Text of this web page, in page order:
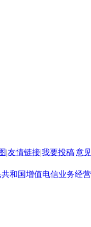
|友情链接|我要投稿|意
和国增值电信业务经